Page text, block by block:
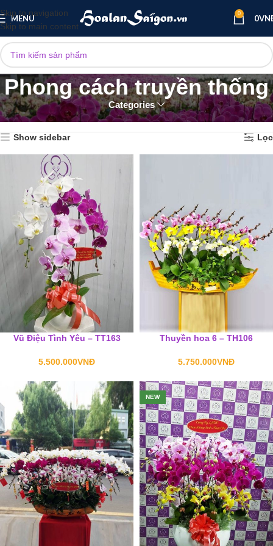
Skip to navigation
Skip to main content
MENU 0 0
Phong cách truyền thống
Categories
Trang chủ Phong cách truyền thống Hiển thị 1–12 của 86 kết quả
Show sidebar Lọc
Vũ Điệu Tình Yêu – TT163
5.500.000VNĐ
Thuyền hoa 6 – TH106
5.750.000VNĐ
NEW